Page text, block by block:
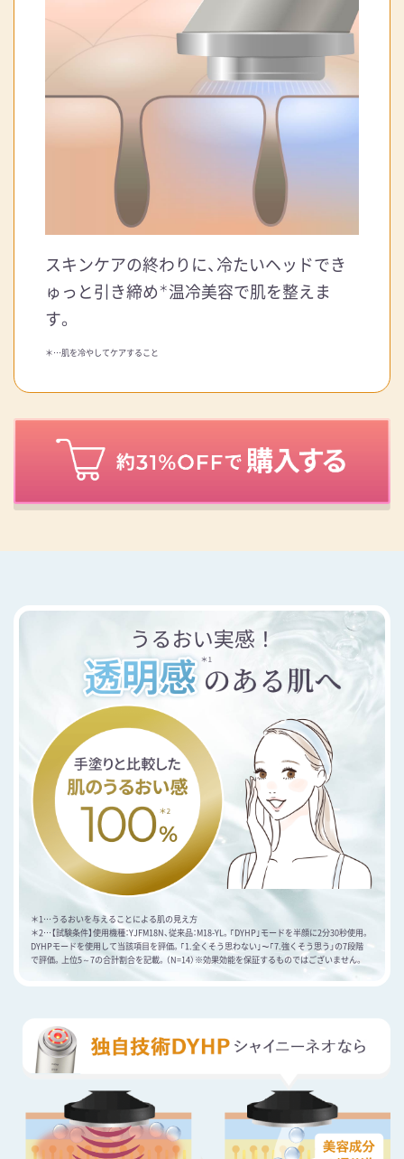
スキンケアの終わりに、冷たいヘッドでき
ゅっと引き締め ＊ 温冷美容で肌を整えま
す。
＊…肌を冷やしてケアすること
＊1…うるおいを与えることによる肌の見え方
＊2…【試験条件】使用機種：YJFM18N、従来品：M18-YL。｢DYHP｣モードを半顔に2分30秒使用。
DYHPモードを使用して当該項目を評価。｢1.全くそう思わない｣～｢7.強くそう思う」の7段階
で評価。上位5～7の合計割合を記載。（N=14）※効果効能を保証するものではございません。